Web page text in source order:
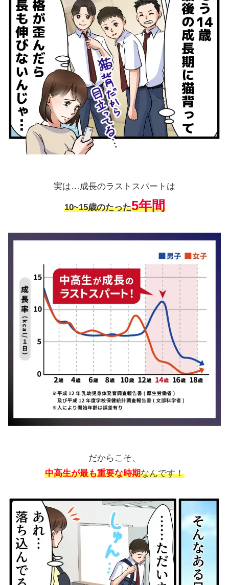
実は…成長のラストスパートは
10~15歳のたった5年間
だからこそ、
中高生が最も重要な時期なんです！